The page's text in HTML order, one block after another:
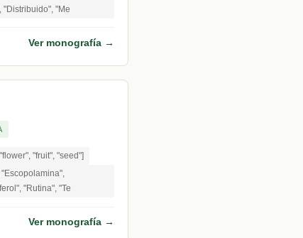
"Distribuido", "Me
Ver monografía →
"fruit", "seed"]
"Rutina", "Te
Ver monografía →